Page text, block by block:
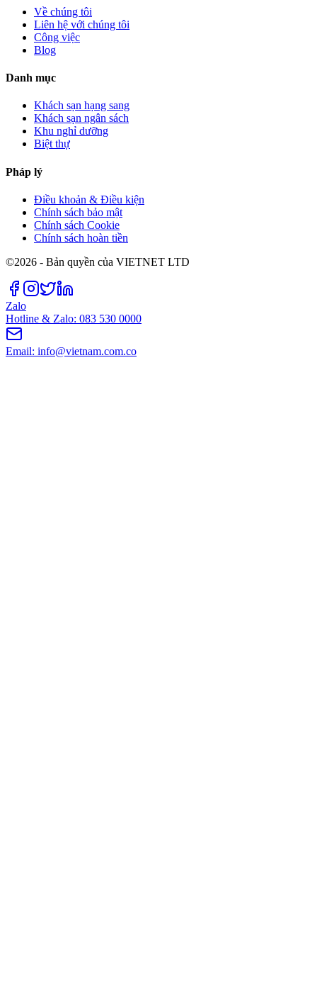
Về chúng tôi
Liên hệ với chúng tôi
Công việc
Blog
Danh mục
Khách sạn hạng sang
Khách sạn ngân sách
Khu nghỉ dưỡng
Biệt thự
Pháp lý
Điều khoản & Điều kiện
Chính sách bảo mật
Chính sách Cookie
Chính sách hoàn tiền
©2026 - Bản quyền của VIETNET LTD
Zalo
Hotline & Zalo: 083 530 0000
Email: info@vietnam.com.co